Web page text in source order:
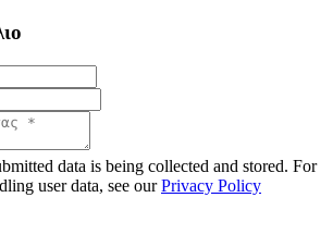
data is being collected and stored. For
user data, see ourPrivacy Policy